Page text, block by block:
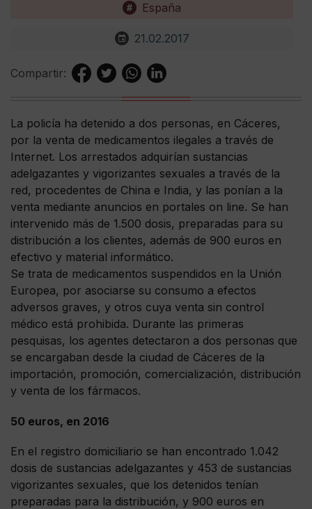
España
21.02.2017
Compartir:
La policía ha detenido a dos personas, en Cáceres,
por la venta de medicamentos ilegales a través de
Internet. Los arrestados adquirían sustancias
adelgazantes y vigorizantes sexuales a través de la
red, procedentes de China e India, y las ponían a la
venta mediante anuncios en portales on line. Se han
intervenido más de 1.500 dosis, preparadas para su
distribución a los clientes, además de 900 euros en
efectivo y material informático.
Se trata de medicamentos suspendidos en la Unión
Europea, por asociarse su consumo a efectos
adversos graves, y otros cuya venta sin control
médico está prohibida. Durante las primeras
pesquisas, los agentes detectaron a dos personas que
se encargaban desde la ciudad de Cáceres de la
importación, promoción, comercialización, distribución
y venta de los fármacos.
50 euros, en 2016
En el registro domiciliario se han encontrado 1.042
dosis de sustancias adelgazantes y 453 de sustancias
vigorizantes sexuales, que los detenidos tenían
preparadas para la distribución, y 900 euros en